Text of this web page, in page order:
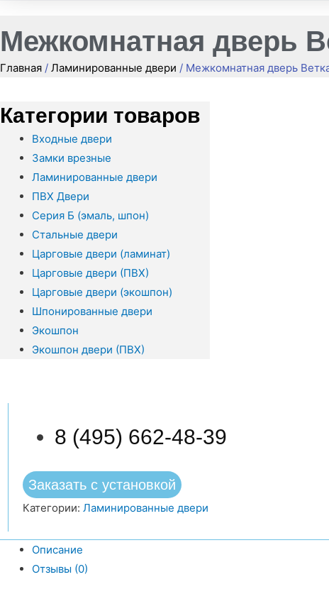
Межкомнатная дверь
Главная / Ламинированные двери / Межкомнатная дверь
Категории товаров
Входные двери
Замки врезные
Ламинированные двери
ПВХ Двери
Серия Б (эмаль, шпон)
Стальные двери
Царговые двери (ламинат)
Царговые двери (ПВХ)
Царговые двери (экошпон)
Шпонированные двери
Экошпон
Экошпон двери (ПВХ)
8 (495) 662-48-39
Заказать с установкой
Категории: Ламинированные двери
Описание
Отзывы (0)